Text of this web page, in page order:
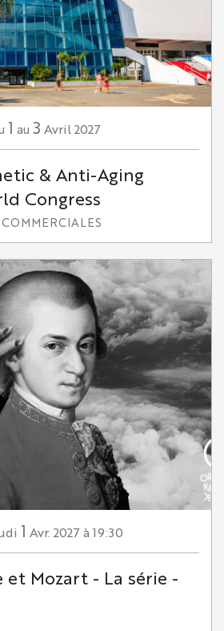
1 au 3 Avril 2027
& Anti-Aging
Congress
1 Avr. 2027 à 19:30
et Mozart - La série -